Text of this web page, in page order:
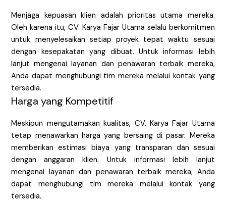
Menjaga kepuasan klien adalah prioritas utama mereka.
Oleh karena itu, CV. Karya Fajar Utama selalu berkomitmen
untuk menyelesaikan setiap proyek tepat waktu sesuai
dengan kesepakatan yang dibuat. Untuk informasi lebih
lanjut mengenai layanan dan penawaran terbaik mereka,
Anda dapat menghubungi tim mereka melalui kontak yang
tersedia.
Harga yang Kompetitif
Meskipun mengutamakan kualitas, CV. Karya Fajar Utama
tetap menawarkan harga yang bersaing di pasar. Mereka
memberikan estimasi biaya yang transparan dan sesuai
dengan anggaran klien. Untuk informasi lebih lanjut
mengenai layanan dan penawaran terbaik mereka, Anda
dapat menghubungi tim mereka melalui kontak yang
tersedia.